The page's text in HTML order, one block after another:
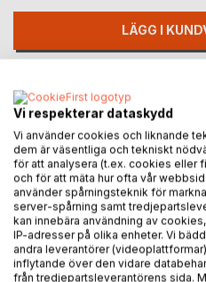
LÄGG I
Recensera titel
BESKRIVNING
Vi respekterar dataskydd
Vi använder cookies och liknande
dem är väsentliga och tekniskt
för att analysera (t.ex. cookies eller
och för att mäta hur ofta vår
använder spårningsteknik för
server-spårning samt
kan innebära användning av
IP-adresser på olika enheter. Vi
andra leverantörer
inflytande över den vidare
från tredjepartsleverantörens sida.